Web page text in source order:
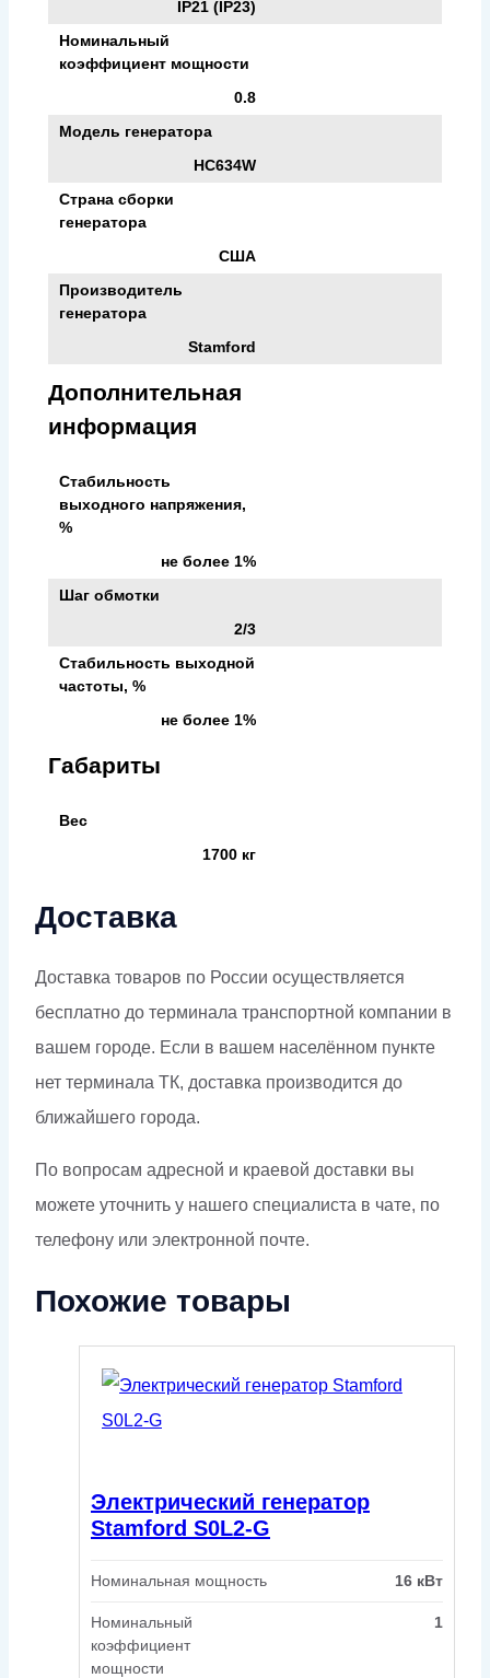
IP21 (IP23)
Номинальный
коэффициент мощности
0.8
Модель генератора
HC634W
Страна сборки
генератора
США
Производитель
генератора
Stamford
Дополнительная
информация
Стабильность
выходного напряжения,
%
не более 1%
Шаг обмотки
2/3
Стабильность выходной
частоты, %
не более 1%
Габариты
Вес
1700 кг
Доставка
Доставка товаров по России осуществляется
бесплатно до терминала транспортной компании в
вашем городе. Если в вашем населённом пункте
нет терминала ТК, доставка производится до
ближайшего города.
По вопросам адресной и краевой доставки вы
можете уточнить у нашего специалиста в чате, по
телефону или электронной почте.
Похожие товары
Электрический генератор
Stamford S0L2-G
Номинальная мощность 16 кВт
Номинальный
коэффициент
мощности
1